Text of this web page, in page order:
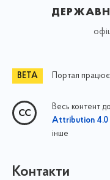
Портал
Весь контент
Attribution 4.0
інше
Контакти